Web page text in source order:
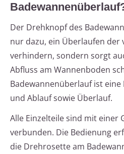
Der Drehknopf des
nur dazu, ein Überlaufen der
verhindern, sondern sorgt
Abfluss am Wannenboden
Badewannenüberlauf ist
und Ablauf sowie Überlauf.
Alle Einzelteile sind mit einer
verbunden. Die Bedienung
die Drehrosette am